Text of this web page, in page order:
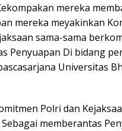
mereka
mereka meyakinkan
sama-sama
Penyuapan Di bidang
Universitas
Polri dan
memberantas